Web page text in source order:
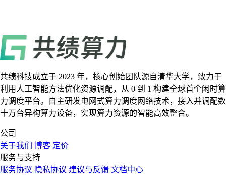
共绩科技成立于 2023 年，核心创始团队源自清华大学，致力于
利用人工智能方法优化资源调配，从 0 到 1 构建全球首个闲时算
力调度平台。自主研发电网式算力调度网络技术，接入并调配数
十万台异构算力设备，实现算力资源的智能高效整合。
公司
关于我们 博客 定价
服务与支持
服务协议 隐私协议 建议与反馈 文档中心